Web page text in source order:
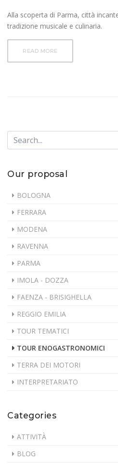
Alla scoperta di Parma, città
tradizione musicale e culinaria.
READ MORE
Our proposal
BOLOGNA
FERRARA
MODENA
RAVENNA
PARMA
IMOLA - DOZZA
FAENZA - BRISIGHELLA
REGGIO EMILIA
TOUR TEMATICI
TOUR ENOGASTRONOMICI
TERRA DEI MOTORI
INTERPRETARIATO
Categories
ATTIVITÀ
BLOG